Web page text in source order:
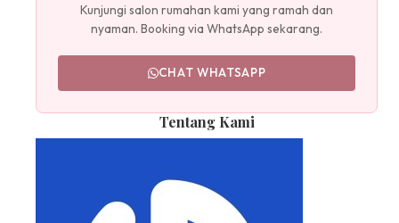
Kunjungi salon rumahan kami yang ramah dan
nyaman. Booking via WhatsApp sekarang.
CHAT WHATSAPP
Tentang Kami